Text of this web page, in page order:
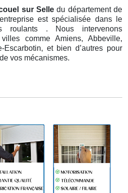
sur Selledu département de
est spécialisée dans le
roulants . Nous intervenons
comme Amiens, Abbeville,
Escarbotin, et bien d’autres pour
vos mécanismes.